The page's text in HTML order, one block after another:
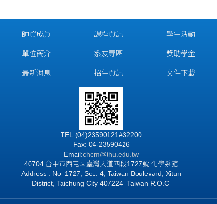
師資成員
單位簡介
最新消息
課程資訊
系友專區
招生資訊
學生活動
獎助學金
文件下載
TEL:(04)23590121#32200
Fax: 04-23590426
Email:chem@thu.edu.tw
40704 台中市西屯區臺灣大道四段1727號 化學系館
Address : No. 1727, Sec. 4, Taiwan Boulevard, Xitun
District, Taichung City 407224, Taiwan R.O.C.